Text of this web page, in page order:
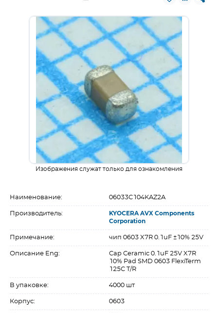
Изображения служат только для ознакомления
Наименование: 06033C104KAZ2A
Производитель:
KYOCERA AVX Components
Corporation
Примечание: чип 0603 X7R 0.1uF ±10% 25V
Описание Eng:
Cap Ceramic 0.1uF 25V X7R
10% Pad SMD 0603 FlexiTerm
125C T/R
В упаковке: 4000 шт
Корпус: 0603